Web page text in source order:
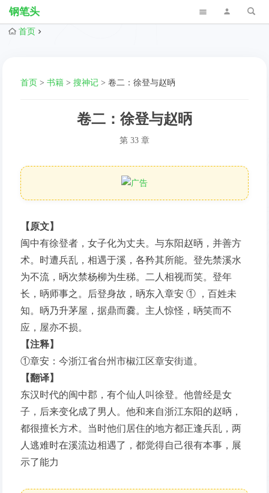
钢笔头
首页
首页 >书籍 >搜神记 >卷二：徐登与赵昞
卷二：徐登与赵昞
第 33 章
【原文】
闽中有徐登者，女子化为丈夫。与东阳赵昞，并善方
术。时遭兵乱，相遇于溪，各矜其所能。登先禁溪水
为不流，昞次禁杨柳为生稊。二人相视而笑。登年
长，昞师事之。后登身故，昞东入章安 ① ，百姓未
知。昞乃升茅屋，据鼎而爨。主人惊怪，昞笑而不
应，屋亦不损。
【注释】
①章安：今浙江省台州市椒江区章安街道。
【翻译】
东汉时代的闽中郡，有个仙人叫徐登。他曾经是女
子，后来变化成了男人。他和来自浙江东阳的赵昞，
都很擅长方术。当时他们居住的地方都正逢兵乱，两
人逃难时在溪流边相遇了，都觉得自己很有本事，展
示了能力